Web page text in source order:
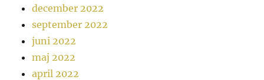
december 2022
september 2022
juni 2022
maj 2022
april 2022